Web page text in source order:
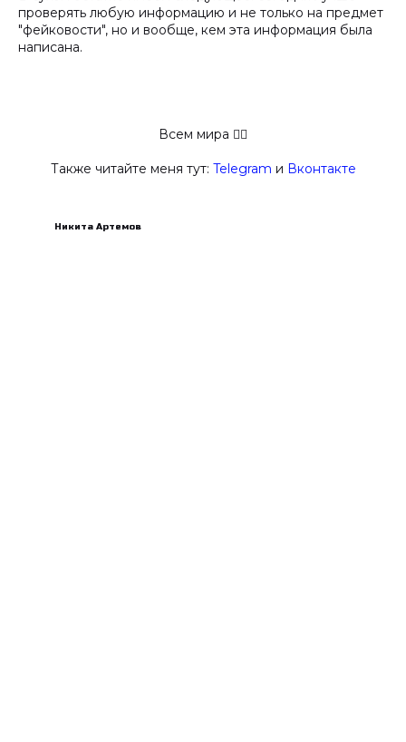
проверять любую информацию и не только на предмет
"фейковости", но и вообще, кем эта информация была
написана.
Всем мира ✋🏻
Также читайте меня тут: Telegram и Вконтакте
Никита Артемов